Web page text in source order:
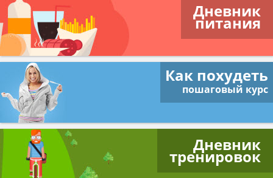
Дневник
питания
Как похудеть
пошаговый курс
Дневник
тренировок